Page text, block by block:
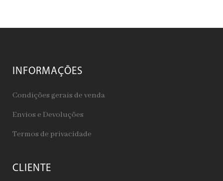
INFORMAÇÕES
Condições gerais de venda
Envios e Devoluções
Termos de privacidade
CLIENTE